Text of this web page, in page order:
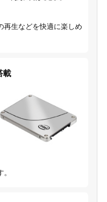
再生などを快適に楽しめ
載